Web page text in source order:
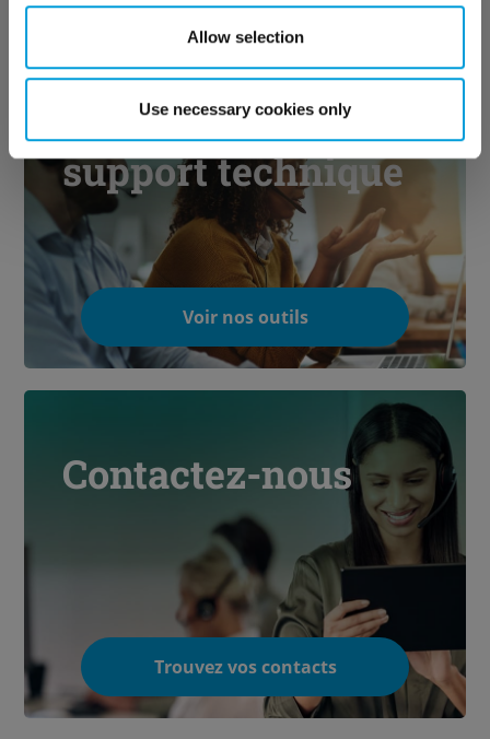
Allow selection
Use necessary cookies only
Découvrez notre
support technique
Voir nos outils
Contactez-nous
Trouvez vos contacts